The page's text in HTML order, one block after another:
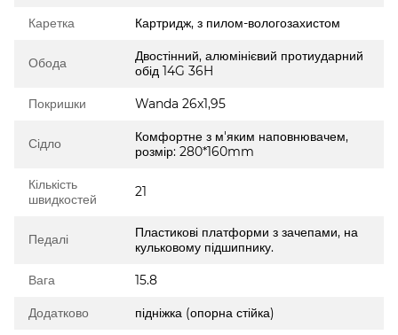
Каретка Картридж, з пилом-вологозахистом
Обода
Двостінний, алюмінієвий протиударний
обід 14G 36H
Покришки Wanda 26x1,95
Сідло
Комфортне з м'яким наповнювачем,
розмір: 280*160mm
Кількість
швидкостей
21
Педалі
Пластикові платформи з зачепами, на
кульковому підшипнику.
Вага 15.8
Додатково підніжка (опорна стійка)